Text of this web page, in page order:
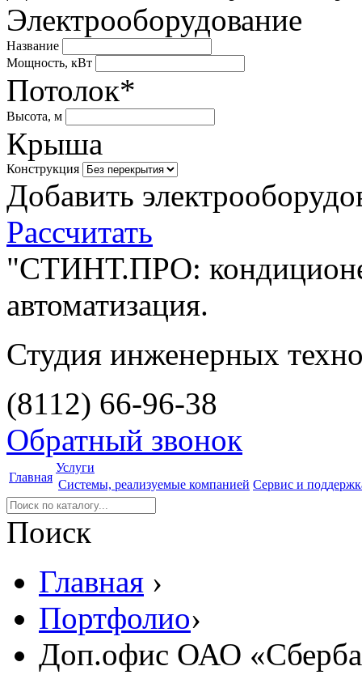
Электрооборудование
Название
Мощность, кВт
Потолок*
Высота, м
Крыша
Конструкция
Добавить
Рассчитать
"СТИНТ.ПРО:
автоматизация.
Студия инженерных
(8112) 66-96-38
Обратный звонок
Главная
Услуги
Системы, реализуемые компанией Сервис и
Поиск
Главная ›
Портфолио›
Доп.офис ОАО